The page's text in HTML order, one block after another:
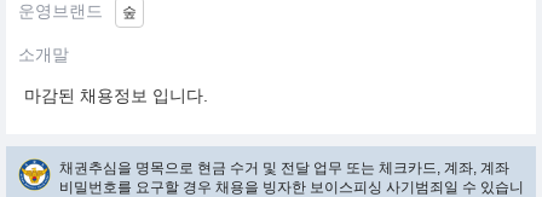
운영브랜드 숲
소개말
마감된 채용정보 입니다.
채권추심을 명목으로 현금 수거 및 전달 업무 또는 체크카드, 계좌, 계좌
비밀번호를 요구할 경우 채용을 빙자한 보이스피싱 사기범죄일 수 있습니